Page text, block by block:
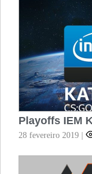
Playoffs IEM
28 fevereiro 2019 |